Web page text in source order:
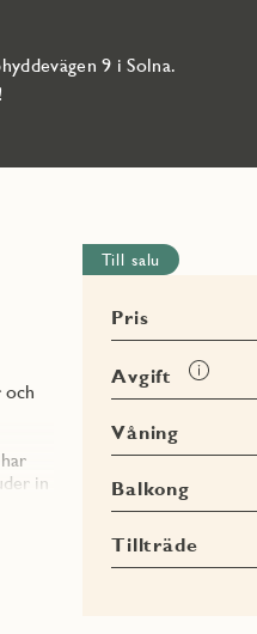
9 i Solna.
och
in
Till salu
Pris
Avgift
Läs
mer
Våning
Balkong
Tillträde